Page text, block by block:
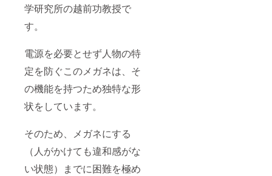
学研究所の越前功教授で
す。
電源を必要とせず人物の特
定を防ぐこのメガネは、そ
の機能を持つため独特な形
状をしています。
そのため、メガネにする
（人がかけても違和感がな
い状態）までに困難を極め